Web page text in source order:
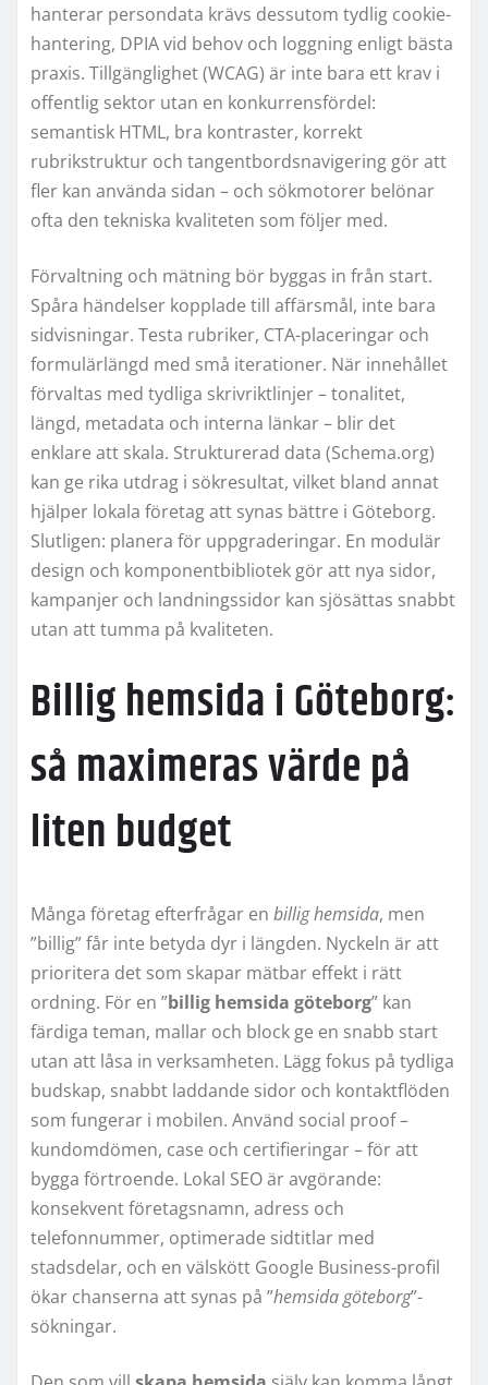
hanterar persondata krävs dessutom tydlig cookie-
hantering, DPIA vid behov och loggning enligt bästa
praxis. Tillgänglighet (WCAG) är inte bara ett krav i
offentlig sektor utan en konkurrensfördel:
semantisk HTML, bra kontraster, korrekt
rubrikstruktur och tangentbordsnavigering gör att
fler kan använda sidan – och sökmotorer belönar
ofta den tekniska kvaliteten som följer med.
Förvaltning och mätning bör byggas in från start.
Spåra händelser kopplade till affärsmål, inte bara
sidvisningar. Testa rubriker, CTA-placeringar och
formulärlängd med små iterationer. När innehållet
förvaltas med tydliga skrivriktlinjer – tonalitet,
längd, metadata och interna länkar – blir det
enklare att skala. Strukturerad data (Schema.org)
kan ge rika utdrag i sökresultat, vilket bland annat
hjälper lokala företag att synas bättre i Göteborg.
Slutligen: planera för uppgraderingar. En modulär
design och komponentbibliotek gör att nya sidor,
kampanjer och landningssidor kan sjösättas snabbt
utan att tumma på kvaliteten.
Billig hemsida i Göteborg:
så maximeras värde på
liten budget
Många företag efterfrågar en billig hemsida, men
”billig” får inte betyda dyr i längden. Nyckeln är att
prioritera det som skapar mätbar effekt i rätt
ordning. För en ”billig hemsida göteborg” kan
färdiga teman, mallar och block ge en snabb start
utan att låsa in verksamheten. Lägg fokus på tydliga
budskap, snabbt laddande sidor och kontaktflöden
som fungerar i mobilen. Använd social proof –
kundomdömen, case och certifieringar – för att
bygga förtroende. Lokal SEO är avgörande:
konsekvent företagsnamn, adress och
telefonnummer, optimerade sidtitlar med
stadsdelar, och en välskött Google Business-profil
ökar chanserna att synas på ”hemsida göteborg”-
sökningar.